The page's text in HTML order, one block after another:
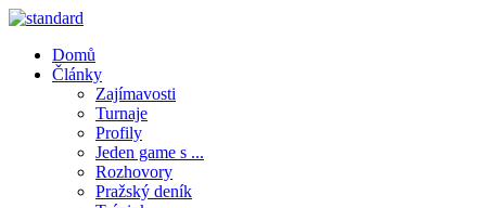
Domů
Články
Zajímavosti
Turnaje
Profily
Jeden game s ...
Rozhovory
Pražský deník